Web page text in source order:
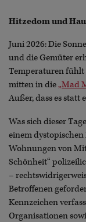
Hitzedom und
Juni 2026: Die
und die Gemüter
Temperaturen fühlt
mitten in die„Mad
Außer, dass es statt
Was sich dieser
einem dystopischen
Wohnungen von
Schönheit“
–
Betroffenen
Kennzeichen
Organisationen